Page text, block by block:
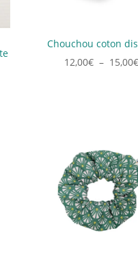
Chouchou coton
12,00€ – 15,00€